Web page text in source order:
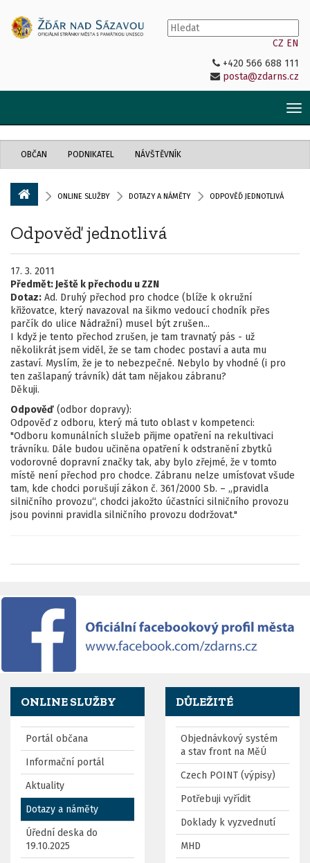
CZ EN
+420 566 688 111
posta@zdarns.cz
OBČAN PODNIKATEL NÁVŠTĚVNÍK
ONLINE SLUŽBY DOTAZY A NÁMĚTY ODPOVĚĎ JEDNOTLIVÁ
Odpověď jednotlivá
17. 3. 2011
Předmět:Ještě k přechodu u ZZN
Dotaz: Ad. Druhý přechod pro chodce (blíže k okružní
křižovatce, který navazoval na šikmo vedoucí chodník přes
parčík do ulice Nádražní) musel být zrušen...
I když je tento přechod zrušen, je tam travnatý pás - už
několikrát jsem viděl, že se tam chodec postaví a auta mu
zastaví. Myslím, že je to nebezpečné. Nebylo by vhodné (i pro
ten zašlapaný trávník) dát tam nějakou zábranu?
Děkuji.
Odpověď (odbor dopravy):
Odpověď z odboru, který má tuto oblast v kompetenci:
"Odboru komunálních služeb přijme opatření na rekultivaci
trávníku. Dále budou učiněna opatření k odstranění zbytků
vodorovné dopravní značky tak, aby bylo zřejmé, že v tomto
místě není přechod pro chodce. Zábranu nelze umísťovat všude
tam, kde chodci porušují zákon č. 361/2000 Sb. – „pravidla
silničního provozu“, chodci jakožto účastníci silničního provozu
jsou povinni pravidla silničního provozu dodržovat."
ONLINE SLUŽBY
Portál občana
Informační portál
Aktuality
Dotazy a náměty
Úřední deska do
19.10.2025
DŮLEŽITÉ
Objednávkový systém
a stav front na MěÚ
Czech POINT (výpisy)
Potřebuji vyřídit
Doklady k vyzvednutí
MHD